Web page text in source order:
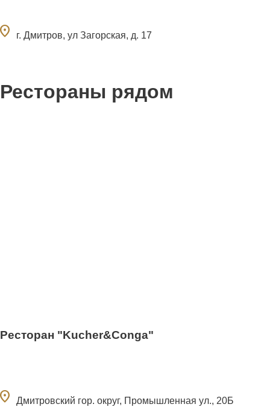
г. Дмитров, ул Загорская, д. 17
Рестораны рядом
Ресторан "Kucher&Conga"
Дмитровский гор. округ, Промышленная ул., 20Б